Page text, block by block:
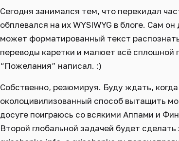
Сегодня занимался тем, что перекидал
обплевался на их WYSIWYG в блоге. Сам
может форматированный текст
переводы каретки и малюет всё
“Пожелания” написал. :)
Собственно, резюмируя. Буду ждать,
околоцивилизованный способ вытащить
досуге поиграюсь со всякими Аппами и
Второй глобальной задачей будет